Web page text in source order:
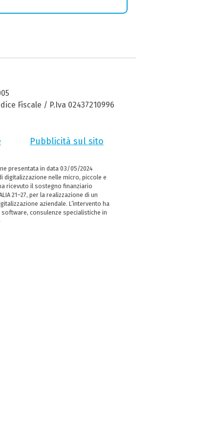
Fiscale / P.Iva 02437210996
Pubblicità sul sito
presentata in data 03/05/2024
digitalizzazione nelle micro, piccole e
ricevuto il sostegno finanziario
21–27, per la realizzazione di un
aziendale. L’intervento ha
consulenze specialistiche in